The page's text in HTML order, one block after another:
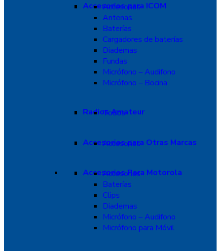
Accesorios para ICOM
Accesorios
Antenas
Baterías
Cargadores de baterías
Diademas
Fundas
Micrófono – Audifono
Micrófono – Bocina
Radios Amateur
Todos
Accesorios para Otras Marcas
Accesorios
Accesorios Para Motorola
Accesorios
Baterías
Clips
Diademas
Micrófono – Audifono
Micrófono para Móvil